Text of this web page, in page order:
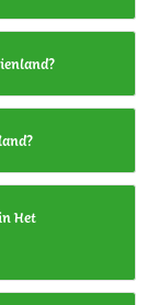
Het